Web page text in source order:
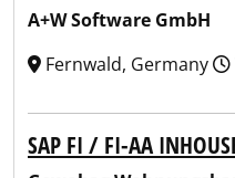
A+W Software GmbH
Fernwald, Germany
SAP FI / FI-AA